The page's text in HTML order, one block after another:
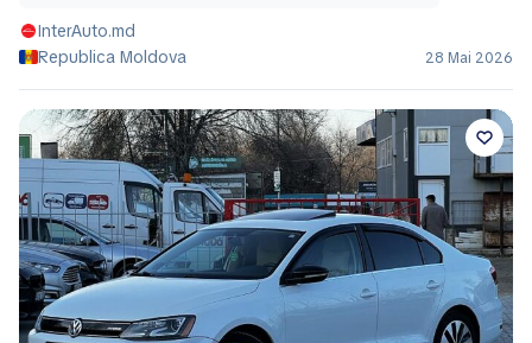
InterAuto.md
Republica Moldova
28 Mai 2026